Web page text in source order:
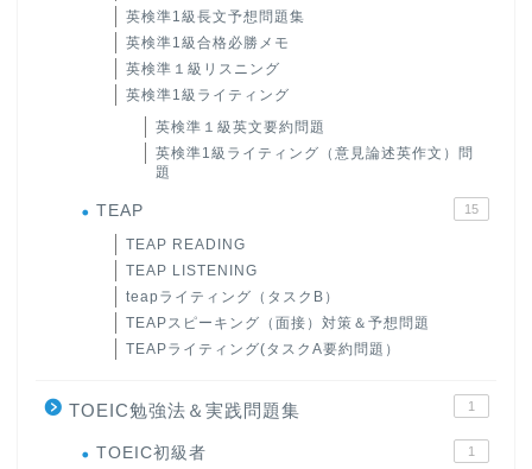
英検準1級長文予想問題集
英検準1級合格必勝メモ
英検準１級リスニング
英検準1級ライティング
英検準１級英文要約問題
英検準1級ライティング（意見論述英作文）問
題
TEAP 15
TEAP READING
TEAP LISTENING
teapライティング（タスクB）
TEAPスピーキング（面接）対策＆予想問題
TEAPライティング(タスクA要約問題）
TOEIC勉強法＆実践問題集 1
TOEIC初級者 1